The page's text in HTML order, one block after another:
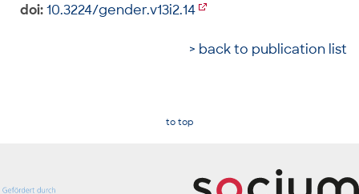
doi:10.3224/gender.v13i2.14
> back to publication list
to top